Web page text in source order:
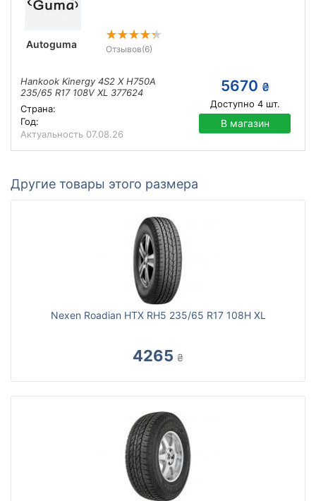
Autoguma Отзывов(6)
Hankook Kinergy 4S2 X H750A
235/65 R17 108V XL 377624
Страна:
Год:
Актуальность 07.08.26
5670 ₴
Доступно 4шт.
В магазин
Другие товары этого размера
Nexen Roadian HTX RH5 235/65 R17 108H XL
4265 ₴